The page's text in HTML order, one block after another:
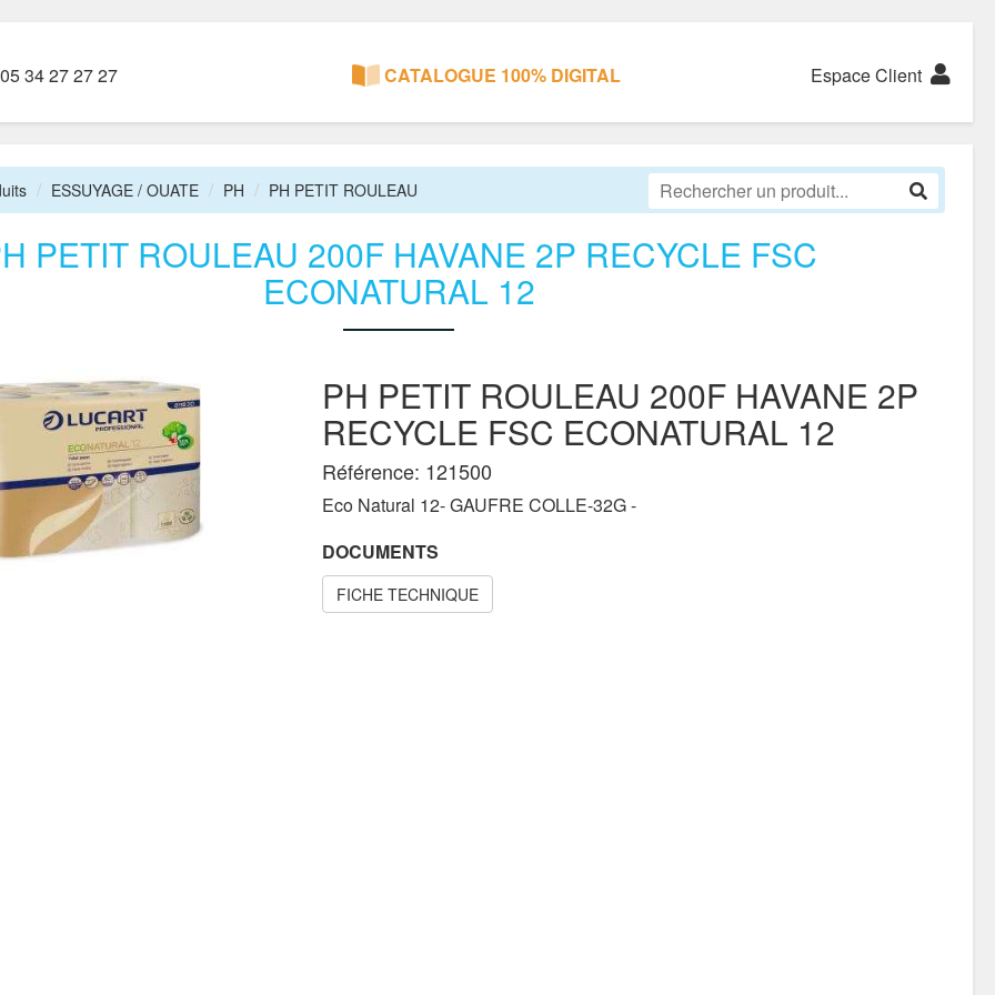
34 27 27 27 CATALOGUE 100% DIGITAL Espace Client
ESSUYAGE / OUATE PH PH PETIT ROULEAU
PETIT ROULEAU 200F HAVANE 2P RECYCLE FSC
ECONATURAL 12
PH PETIT ROULEAU 200F HAVANE 2P
RECYCLE FSC ECONATURAL 12
Référence: 121500
Eco Natural 12- GAUFRE COLLE-32G -
DOCUMENTS
FICHE TECHNIQUE